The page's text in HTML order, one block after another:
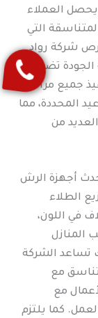
العملاء
التي
شركة رواد
تضمن
جميع مراحل
المحددة، مما
من
أجهزة الرش
الطلاء
في اللون،
المنازل
تساعد الشركة
مع
مع
كما يلتزم